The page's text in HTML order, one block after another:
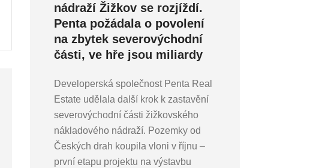
nádraží Žižkov se rozjíždí.
Penta požádala o povolení
na zbytek severovýchodní
části, ve hře jsou miliardy
Developerská společnost Penta Real
Estate udělala další krok k zastavění
severovýchodní části žižkovského
nákladového nádraží. Pozemky od
Českých drah koupila vloni v říjnu –
první etapu projektu na výstavbu